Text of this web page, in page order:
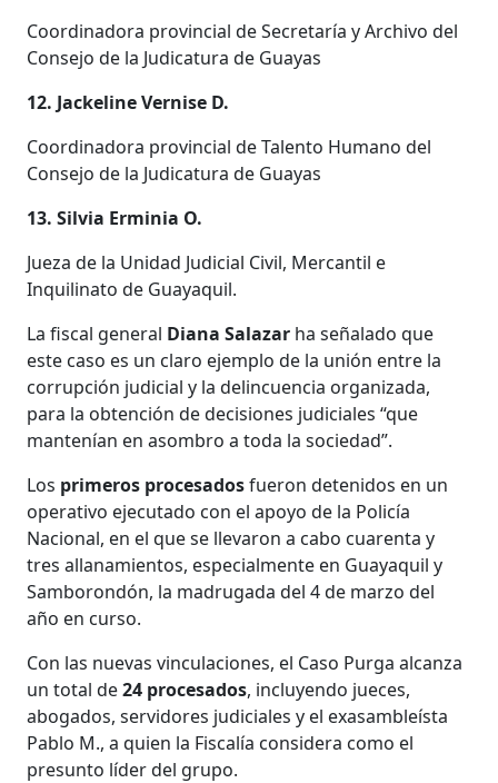
Coordinadora provincial de Secretaría y Archivo del
Consejo de la Judicatura de Guayas
12. Jackeline Vernise D.
Coordinadora provincial de Talento Humano del
Consejo de la Judicatura de Guayas
13. Silvia Erminia O.
Jueza de la Unidad Judicial Civil, Mercantil e
Inquilinato de Guayaquil.
La fiscal general Diana Salazar ha señalado que
este caso es un claro ejemplo de la unión entre la
corrupción judicial y la delincuencia organizada,
para la obtención de decisiones judiciales “que
mantenían en asombro a toda la sociedad”.
Los primeros procesadosfueron detenidos en un
operativo ejecutado con el apoyo de la Policía
Nacional, en el que se llevaron a cabo cuarenta y
tres allanamientos, especialmente en Guayaquil y
Samborondón, la madrugada del 4 de marzo del
año en curso.
Con las nuevas vinculaciones, el Caso Purga alcanza
un total de24 procesados, incluyendo jueces,
abogados, servidores judiciales y el exasambleísta
Pablo M., a quien la Fiscalía considera como el
presunto líder del grupo.